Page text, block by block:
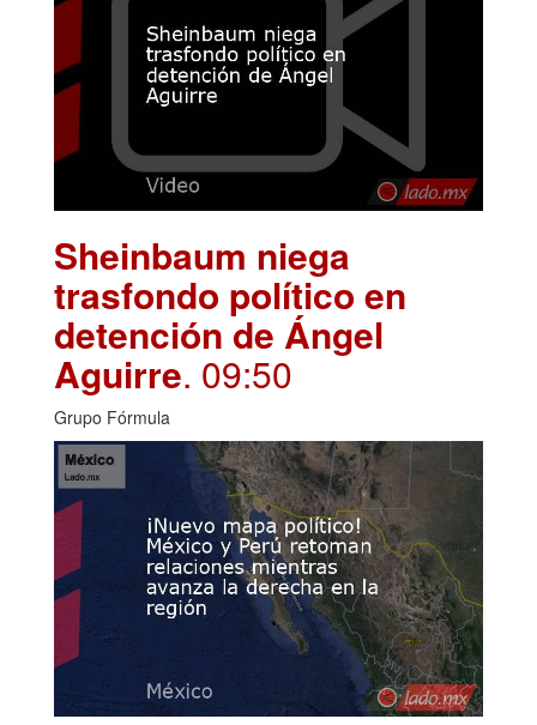
Sheinbaum niega
trasfondo político en
detención de Ángel
Aguirre. 09:50
Grupo Fórmula